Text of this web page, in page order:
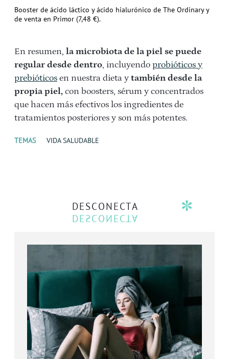
Booster de ácido láctico y ácido hialurónico de The Ordinary y
de venta en Primor (7,48 €).
En resumen, la microbiota de la piel se puede
regular desde dentro, incluyendo probióticos y
prebióticos en nuestra dieta y también desde la
propia piel, con boosters, sérum y concentrados
que hacen más efectivos los ingredientes de
tratamientos posteriores y son más potentes.
TEMAS VIDA SALUDABLE
DESCONECTA